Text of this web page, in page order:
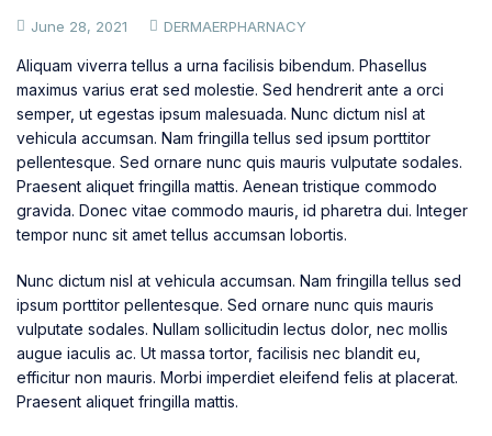
June 28, 2021 DERMAERPHARNACY
Aliquam viverra tellus a urna facilisis bibendum. Phasellus
maximus varius erat sed molestie. Sed hendrerit ante a orci
semper, ut egestas ipsum malesuada. Nunc dictum nisl at
vehicula accumsan. Nam fringilla tellus sed ipsum porttitor
pellentesque. Sed ornare nunc quis mauris vulputate sodales.
Praesent aliquet fringilla mattis. Aenean tristique commodo
gravida. Donec vitae commodo mauris, id pharetra dui. Integer
tempor nunc sit amet tellus accumsan lobortis.
Nunc dictum nisl at vehicula accumsan. Nam fringilla tellus sed
ipsum porttitor pellentesque. Sed ornare nunc quis mauris
vulputate sodales. Nullam sollicitudin lectus dolor, nec mollis
augue iaculis ac. Ut massa tortor, facilisis nec blandit eu,
efficitur non mauris. Morbi imperdiet eleifend felis at placerat.
Praesent aliquet fringilla mattis.